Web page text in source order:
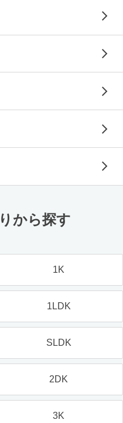
から探す
1K
1LDK
SLDK
2DK
3K